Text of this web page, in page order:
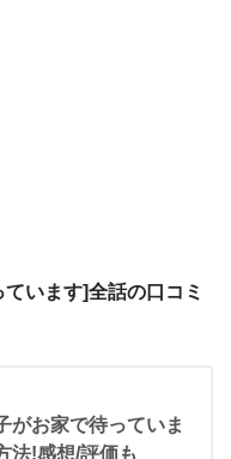
います]全話の口コミ
がお家で待っていま
法!感想/評価も